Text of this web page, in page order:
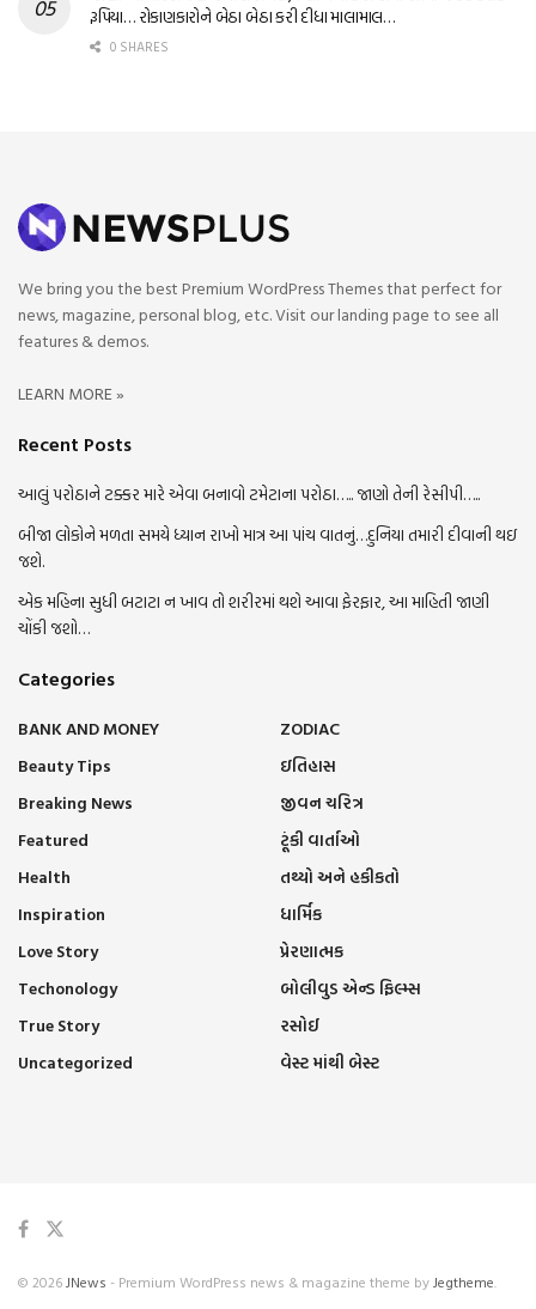
રૂપિયા… રોકાણકારોને બેઠા બેઠા કરી દીધા માલામાલ…
0 SHARES
We bring you the best Premium WordPress Themes that perfect for
news, magazine, personal blog, etc. Visit our landing page to see all
features & demos.
LEARN MORE »
Recent Posts
આલું પરોઠાને ટક્કર મારે એવા બનાવો ટમેટાના પરોઠા….. જાણો તેની રેસીપી…..
બીજા લોકોને મળતા સમયે ધ્યાન રાખો માત્ર આ પાંચ વાતનું…દુનિયા તમારી દીવાની થઇ
જશે.
એક મહિના સુધી બટાટા ન ખાવ તો શરીરમાં થશે આવા ફેરફાર, આ માહિતી જાણી
ચોંકી જશો…
Categories
BANK AND MONEY
Beauty Tips
Breaking News
Featured
Health
Inspiration
Love Story
Techonology
True Story
Uncategorized
ZODIAC
ઇતિહાસ
જીવન ચરિત્ર
ટૂંકી વાર્તાઓ
તથ્યો અને હકીકતો
ધાર્મિક
પ્રેરણાત્મક
બોલીવુડ એન્ડ ફિલ્મ્સ
રસોઈ
વેસ્ટ માંથી બેસ્ટ
© 2026JNews - Premium WordPress news & magazine theme byJegtheme.